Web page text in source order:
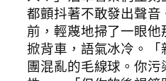
都顫抖著不敢發出聲
前，輕蔑地掃了一眼
掀背車，語氣冰冷。
團混亂的毛線球。你